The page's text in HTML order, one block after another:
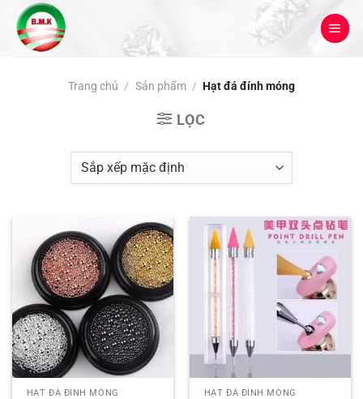
qua
Trang chủ / Sản phẩm / Hạt đá đính móng
LỌC
HẠT ĐÁ ĐÍNH MÓNG HẠT ĐÁ ĐÍNH MÓNG